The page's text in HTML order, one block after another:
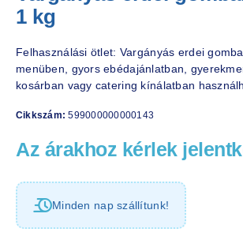
1 kg
Felhasználási ötlet: Vargányás erdei
menüben, gyors ebédajánlatban,
kosárban vagy catering kínálatban
Cikkszám:599000000000143
Az árakhoz kérlek
Minden nap szállítunk!